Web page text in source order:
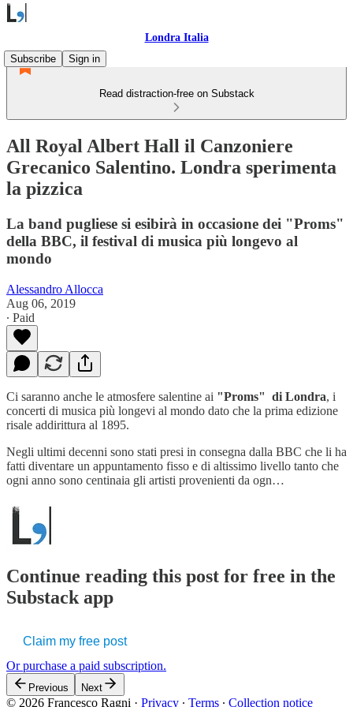
Londra Italia
Subscribe
Sign in
Read distraction-free on Substack
All Royal Albert Hall il Canzoniere
Grecanico Salentino. Londra sperimenta
la pizzica
La band pugliese si esibirà in occasione dei "Proms"
della BBC, il festival di musica più longevo al
mondo
Alessandro Allocca
Aug 06, 2019
∙ Paid
Ci saranno anche le atmosfere salentine ai "Proms" di Londra, i
concerti di musica più longevi al mondo dato che la prima edizione
risale addirittura al 1895.
Negli ultimi decenni sono stati presi in consegna dalla BBC che li ha
fatti diventare un appuntamento fisso e di altissimo livello tanto che
ogni anno sono centinaia gli artisti provenienti da ogn…
Continue reading this post for free in the
Substack app
Claim my free post
Or purchase a paid subscription.
Previous Next
© 2026 Francesco Ragni · Privacy ∙ Terms ∙ Collection notice